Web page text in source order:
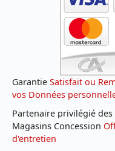
Garantie Satisfait ou
vos Données
Partenaire privilégié des
Magasins Concession
d'entretien